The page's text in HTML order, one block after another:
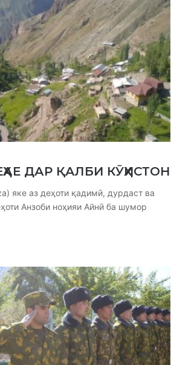
ДАР ҚАЛБИ КӮҲИСТОН
яке аз деҳоти қадимӣ, дурдаст ва
Анзоби ноҳияи Айнӣ ба шумор